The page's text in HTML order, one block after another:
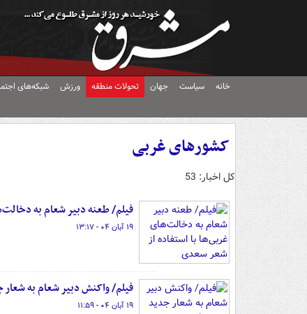
خانه سیاست جهان تحولات منطقه ورزش شبکه‌های
کشورهای غربی
کل اخبار: 53
فیلم/ طعنه دبیر شعام به
۱۹ آبان ۰۴ - ۱۳:۱۷
فیلم/ واکنش دبیر شعام به شعار
۱۹ آبان ۰۴ - ۱۱:۵۹